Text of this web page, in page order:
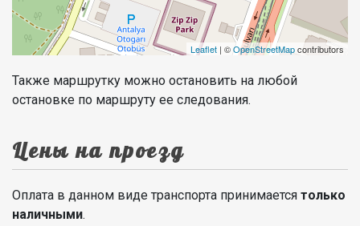
Leaflet | ©OpenStreetMapcontributors
Также маршрутку можно остановить на любой
остановке по маршруту ее следования.
Цены на проезд
Оплата в данном виде транспорта принимается только
наличными.